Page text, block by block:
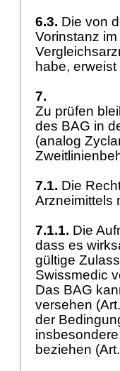
6.3. Die von
Vorinstanz
habe,
7.
Zu prüfen
des BAG in
(analog
7.1. Die
Arzneimittels
7.1.1. Die
dass es
gültige
Swissmedic
Das BAG
versehen (
der
beziehen (